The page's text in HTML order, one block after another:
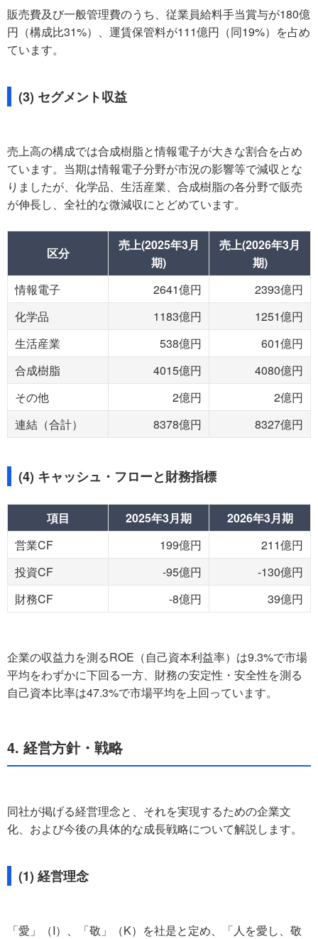
販売費及び一般管理費のうち、従業員給料手当賞与が180億
円（構成比31%）、運賃保管料が111億円（同19%）を占め
ています。
(3) セグメント収益
売上高の構成では合成樹脂と情報電子が大きな割合を占め
ています。当期は情報電子分野が市況の影響等で減収とな
りましたが、化学品、生活産業、合成樹脂の各分野で販売
が伸長し、全社的な微減収にとどめています。
区分
売上(2025年3月
期)
売上(2026年3月
期)
情報電子
2641億円
2393億円
化学品
1183億円
1251億円
生活産業
538億円
601億円
合成樹脂
4015億円
4080億円
その他
2億円
2億円
連結（合計）
8378億円 8327億円
(4) キャッシュ・フローと財務指標
項目 2025年3月期
2026年3月期
営業CF
199億円
211億円
投資CF
-95億円
-130億円
財務CF
-8億円 39億円
企業の収益力を測るROE（自己資本利益率）は9.3%で市場
平均をわずかに下回る一方、財務の安定性・安全性を測る
自己資本比率は47.3%で市場平均を上回っています。
4. 経営方針・戦略
同社が掲げる経営理念と、それを実現するための企業文
化、および今後の具体的な成長戦略について解説します。
(1) 経営理念
「愛」（I）、「敬」（K）を社是と定め、「人を愛し、敬